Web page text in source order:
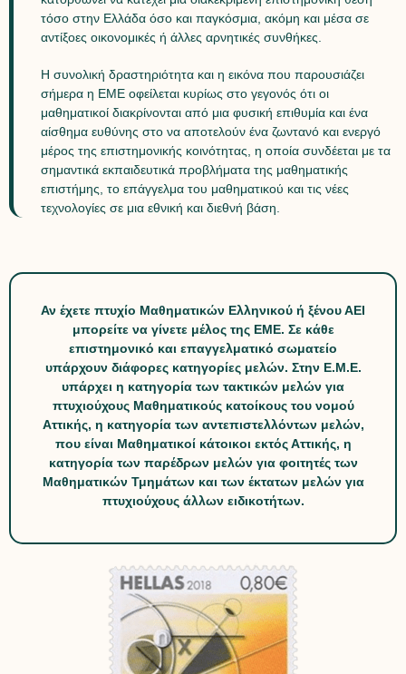
τόσο στην Ελλάδα όσο και παγκόσμια, ακόμη και μέσα σε
αντίξοες οικονομικές ή άλλες αρνητικές συνθήκες.
Η συνολική δραστηριότητα και η εικόνα που παρουσιάζει
σήμερα η ΕΜΕ οφείλεται κυρίως στο γεγονός ότι οι
μαθηματικοί διακρίνονται από μια φυσική επιθυμία και ένα
αίσθημα ευθύνης στο να αποτελούν ένα ζωντανό και ενεργό
μέρος της επιστημονικής κοινότητας, η οποία συνδέεται με τα
σημαντικά εκπαιδευτικά προβλήματα της μαθηματικής
επιστήμης, το επάγγελμα του μαθηματικού και τις νέες
τεχνολογίες σε μια εθνική και διεθνή βάση.
Αν έχετε πτυχίο Μαθηματικών Ελληνικού ή ξένου ΑΕΙ
μπορείτε να γίνετε μέλος της ΕΜΕ. Σε κάθε
επιστημονικό και επαγγελματικό σωματείο
υπάρχουν διάφορες κατηγορίες μελών. Στην Ε.Μ.Ε.
υπάρχει η κατηγορία των τακτικών μελών για
πτυχιούχους Μαθηματικούς κατοίκους του νομού
Αττικής, η κατηγορία των αντεπιστελλόντων μελών,
που είναι Μαθηματικοί κάτοικοι εκτός Αττικής, η
κατηγορία των παρέδρων μελών για φοιτητές των
Μαθηματικών Τμημάτων και των έκτατων μελών για
πτυχιούχους άλλων ειδικοτήτων.